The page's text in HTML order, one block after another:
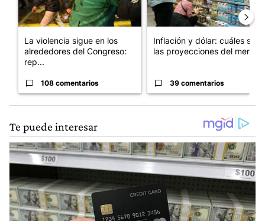
La violencia sigue en los
alrededores del Congreso:
rep...
108 comentarios
Inflación y dólar: cuáles son
las proyecciones del merc...
39 comentarios